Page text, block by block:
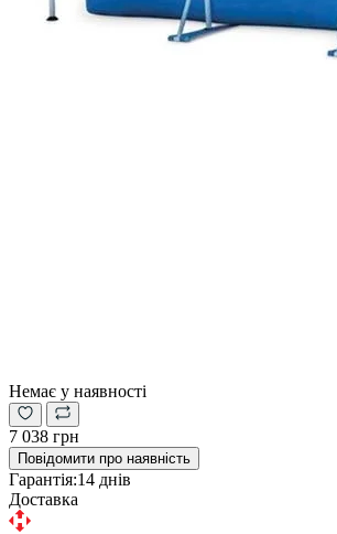
Немає у наявності
7 038 грн
Повідомити про наявність
Гарантія:14 днів
Доставка